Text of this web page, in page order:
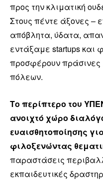
προς την κλιματική
Στους πέντε άξονες –
απόβλητα, ύδατα,
εντάξαμε startups και
προσφέρουν πράσινες
πόλεων.
Το περίπτερο του
ανοιχτό χώρο
ευαισθητοποίησης
φιλοξενώντας
παραστάσεις
εκπαιδευτικές